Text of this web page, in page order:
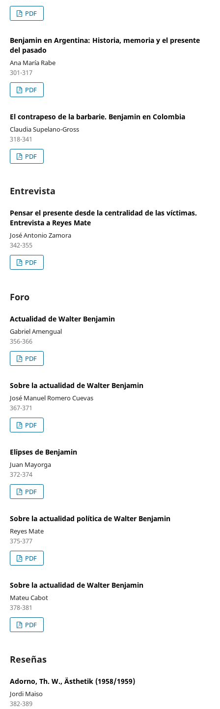
PDF
Benjamin en Argentina: Historia, memoria y el presente
del pasado
Ana María Rabe
301-317
PDF
El contrapeso de la barbarie. Benjamin en Colombia
Claudia Supelano-Gross
318-341
PDF
Entrevista
Pensar el presente desde la centralidad de las víctimas.
Entrevista a Reyes Mate
José Antonio Zamora
342-355
PDF
Foro
Actualidad de Walter Benjamin
Gabriel Amengual
356-366
PDF
Sobre la actualidad de Walter Benjamin
José Manuel Romero Cuevas
367-371
PDF
Elipses de Benjamin
Juan Mayorga
372-374
PDF
Sobre la actualidad política de Walter Benjamin
Reyes Mate
375-377
PDF
Sobre la actualidad de Walter Benjamin
Mateu Cabot
378-381
PDF
Reseñas
Adorno, Th. W., Ästhetik (1958/1959)
Jordi Maiso
382-389